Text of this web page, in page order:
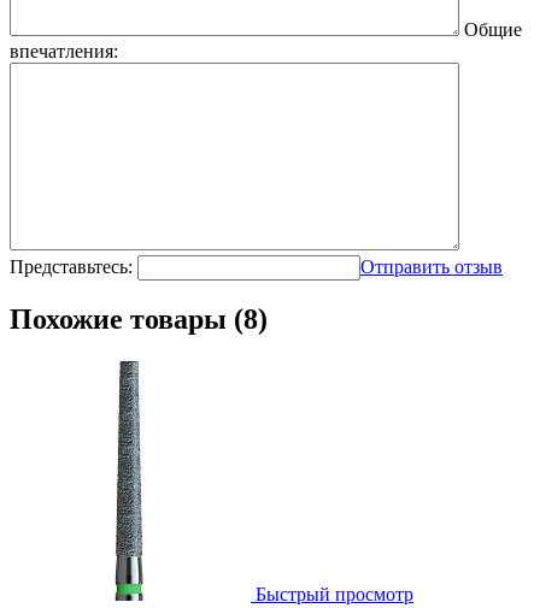
Общие
впечатления:
Представьтесь: Отправить отзыв
Похожие товары (8)
Быстрый просмотр